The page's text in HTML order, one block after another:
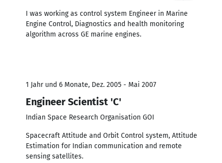
I was working as control system Engineer in Marine
Engine Control, Diagnostics and health monitoring
algorithm across GE marine engines.
1 Jahr und 6 Monate, Dez. 2005 - Mai 2007
Engineer Scientist 'C'
Indian Space Research Organisation GOI
Spacecraft Attitude and Orbit Control system, Attitude
Estimation for Indian communication and remote
sensing satellites.